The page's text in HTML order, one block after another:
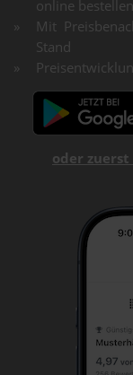
online bestellen
Mit
Stand
oder